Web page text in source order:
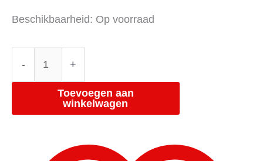
Beschikbaarheid: Op voorraad
- +
Toevoegen aan
winkelwagen